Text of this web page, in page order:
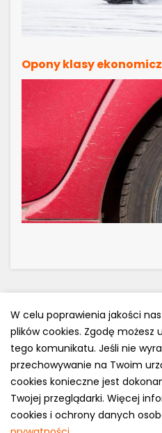
Opony klasy
Polityka prywatności
e-mail:
Copyright © 2000-
W celu poprawienia jakości
plików cookies. Zgodę możesz
tego komunikatu. Jeśli nie
przechowywanie na Twoim
cookies konieczne jest
Twojej przeglądarki. Więcej
cookies i ochrony danych